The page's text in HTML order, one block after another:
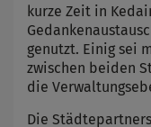
kurze Zeit in
genutzt. Einig sei
zwischen beiden
die
Die